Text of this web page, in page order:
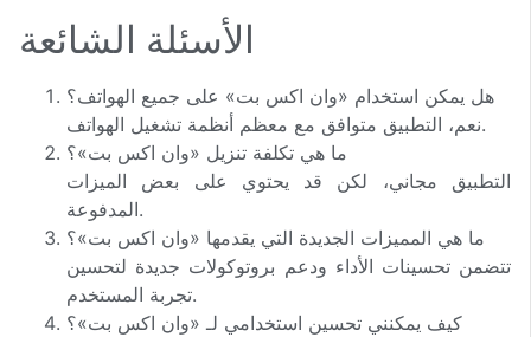
الأسئلة الشائعة
هل يمكن استخدام «وان اكس بت» على جميع الهواتف؟
نعم، التطبيق متوافق مع معظم أنظمة تشغيل الهواتف.
ما هي تكلفة تنزيل «وان اكس بت»؟
التطبيق مجاني، لكن قد يحتوي على بعض الميزات
المدفوعة.
ما هي المميزات الجديدة التي يقدمها «وان اكس بت»؟
تتضمن تحسينات الأداء ودعم بروتوكولات جديدة لتحسين
تجربة المستخدم.
كيف يمكنني تحسين استخدامي لـ «وان اكس بت»؟